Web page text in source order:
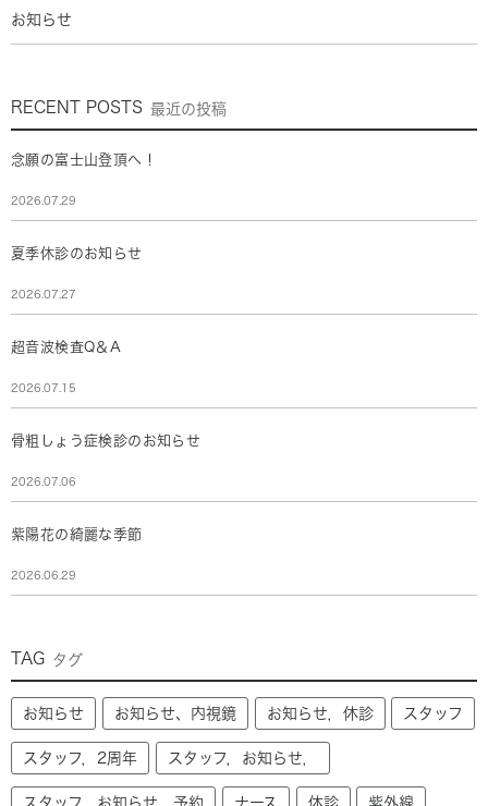
お知らせ
RECENT POSTS 最近の投稿
念願の富士山登頂へ！
2026.07.29
夏季休診のお知らせ
2026.07.27
超音波検査Q＆A
2026.07.15
骨粗しょう症検診のお知らせ
2026.07.06
紫陽花の綺麗な季節
2026.06.29
TAG タグ
お知らせ お知らせ、内視鏡 お知らせ，休診 スタッフ
スタッフ，2周年 スタッフ，お知らせ，
スタッフ，お知らせ，予約 ナース 休診 紫外線